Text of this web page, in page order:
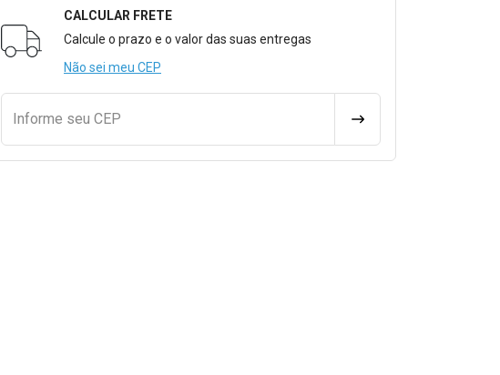
Formulário para Calcular o Frete
CALCULAR FRETE
Calcule o prazo e o valor das suas entregas
Não sei meu CEP
Informe seu CEP CALCULAR FRETE